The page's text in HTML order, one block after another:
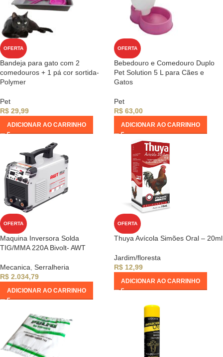
OFERTA
Bandeja para gato com 2
comedouros + 1 pá cor sortida-
Polymer
Pet
R$ 29,99
ADICIONAR AO CARRINHO
OFERTA
Bebedouro e Comedouro Duplo
Pet Solution 5 L para Cães e
Gatos
Pet
R$63,00
ADICIONAR AO CARRINHO
OFERTA
Maquina Inversora Solda
TIG/MMA 220A Bivolt- AWT
Mecanica Serralheria
R$ 2.034,79
ADICIONAR AO CARRINHO
OFERTA
Thuya Avícola Simões Oral – 20ml
Jardim/floresta
R$12,99
ADICIONAR AO CARRINHO